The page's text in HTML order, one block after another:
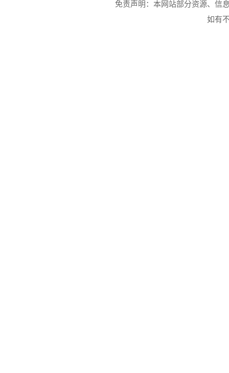
免责声明：本网站部分资源、信
如有